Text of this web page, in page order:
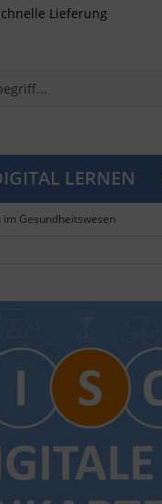
Lieferung
LERNEN
Gesundheitswesen